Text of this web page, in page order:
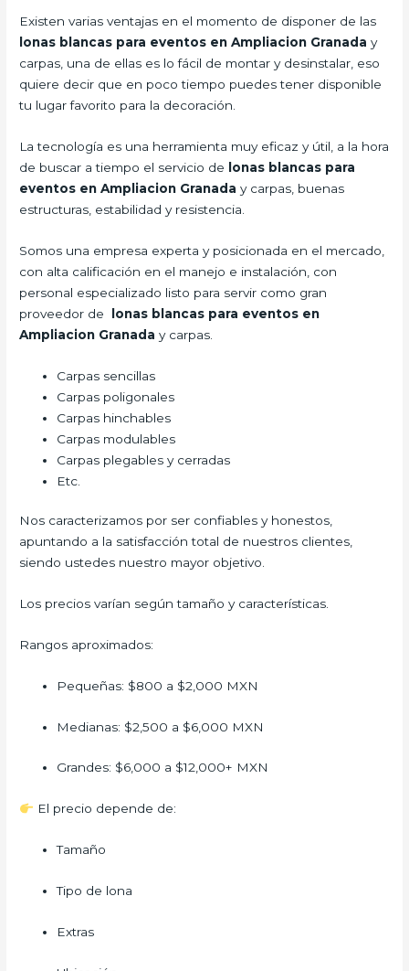
Existen varias ventajas en el momento de disponer de las
lonas blancas para eventos en Ampliacion Granada y
carpas, una de ellas es lo fácil de montar y desinstalar, eso
quiere decir que en poco tiempo puedes tener disponible
tu lugar favorito para la decoración.
La tecnología es una herramienta muy eficaz y útil, a la hora
de buscar a tiempo el servicio de
lonas blancas para
eventos en Ampliacion Granada y carpas, buenas
estructuras, estabilidad y resistencia.
Somos una empresa experta y posicionada en el mercado,
con alta calificación en el manejo e instalación, con
personal especializado listo para servir como gran
proveedor de
lonas blancas para eventos en
Ampliacion Granada y carpas.
Carpas sencillas
Carpas poligonales
Carpas hinchables
Carpas modulables
Carpas plegables y cerradas
Etc.
Nos caracterizamos por ser confiables y honestos,
apuntando a la satisfacción total de nuestros clientes,
siendo ustedes nuestro mayor objetivo.
Los precios varían según tamaño y características.
Rangos aproximados:
Pequeñas: $800 a $2,000 MXN
Medianas: $2,500 a $6,000 MXN
Grandes: $6,000 a $12,000+ MXN
El precio depende de:
Tamaño
Tipo de lona
Extras